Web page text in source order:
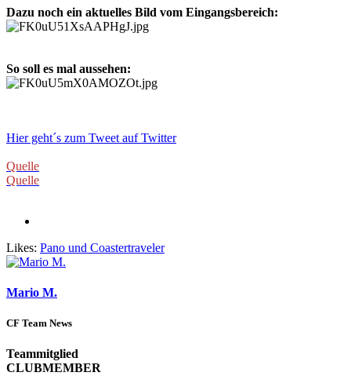
Dazu noch ein aktuelles Bild vom Eingangsbereich:
So soll es mal aussehen:
Hier geht´s zum Tweet auf Twitter
Quelle
Quelle
Likes: Pano und Coastertraveler
Mario M.
CF Team News
Teammitglied
CLUBMEMBER